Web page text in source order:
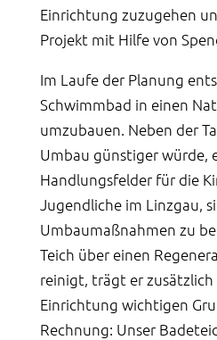
Einrichtung zuzugehen
Projekt mit Hilfe von
Im Laufe der Planung
Schwimmbad in einen
umzubauen. Neben der
Umbau günstiger würde,
Handlungsfelder für die
Jugendliche im Linzgau,
Umbaumaßnahmen zu
Teich über einen
reinigt, trägt er
Einrichtung wichtigen
Rechnung: Unser